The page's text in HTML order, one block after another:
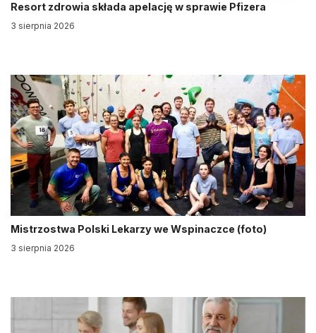
Resort zdrowia składa apelację w sprawie Pfizera
3 sierpnia 2026
Mistrzostwa Polski Lekarzy we Wspinaczce (foto)
3 sierpnia 2026